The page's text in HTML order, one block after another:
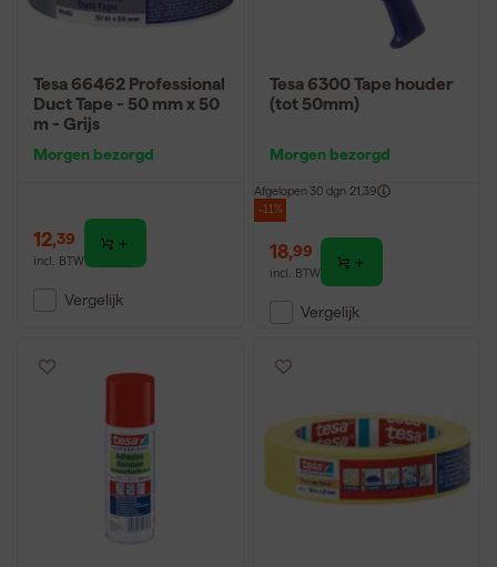
Tesa 66462 Professional
Duct Tape - 50 mm x 50
m - Grijs
Morgen bezorgd
12,39
incl. BTW
Vergelijk
Tesa 6300 Tape houder
(tot 50mm)
Morgen bezorgd
Afgelopen 30 dgn 21,39
-11%
18,99
incl. BTW
Vergelijk